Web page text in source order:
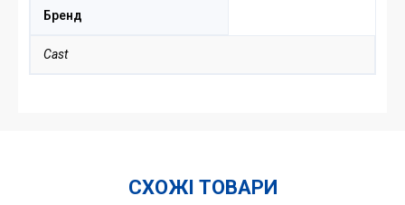
Бренд
Cast
СХОЖІ ТОВАРИ